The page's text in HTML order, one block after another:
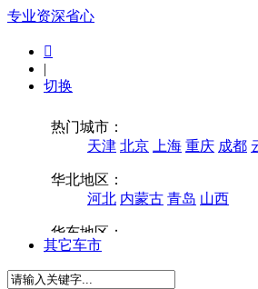
专业资深省心

|
切换
其它车市